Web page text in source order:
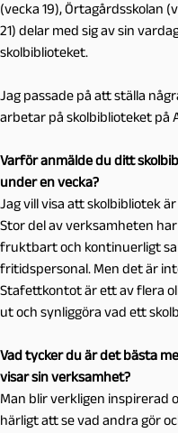
(vecka 19), Örtagårdsskolan
21) delar med sig av sin
skolbiblioteket.
Jag passade på att ställa
arbetar på skolbiblioteket på
Varför anmälde du ditt
under en vecka?
Jag vill visa att skolbibliotek
Stor del av verksamheten
fruktbart och kontinuerligt
fritidspersonal. Men det är
Stafettkontot är ett av flera
ut och synliggöra vad ett
Vad tycker du är det bästa
visar sin verksamhet?
Man blir verkligen inspirerad
härligt att se vad andra gör